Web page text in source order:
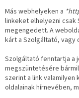
Más webhelyeken a
linkeket elhelyezni
megengedett. A
kárt a Szolgáltató, vagy
Szolgáltató fenntartja a
megszüntetésére
szerint a link
oldalainak hírnevében,